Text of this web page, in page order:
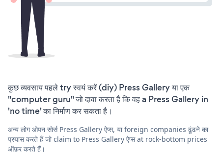
कुछ व्यवसाय पहले try स्वयं करें (diy) Press Gallery या एक
"computer guru" जो दावा करता है कि वह a Press Gallery in
'no time' का निर्माण कर सकता है।
अन्य लोग ओपन सोर्स Press Gallery ऐप्स, या foreign companies ढूंढने का
प्रयास करते हैं जो claim to Press Gallery ऐप्स at rock-bottom prices
ऑफ़र करते हैं।